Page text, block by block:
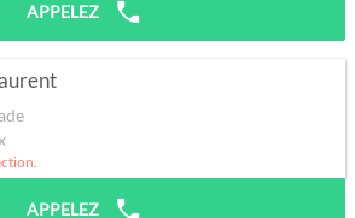
APPELEZ
APPELEZ